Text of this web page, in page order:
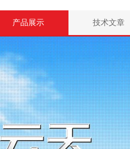
产品展示 技术文章